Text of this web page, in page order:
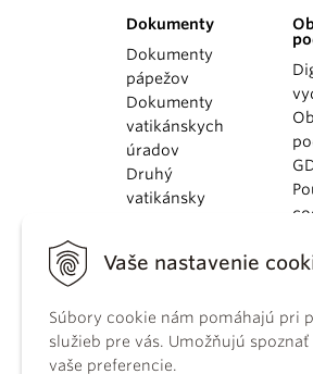
Vaše nastavenie
Súbory cookie nám pomáhajú pri
služieb pre vás. Umožňujú spoznať
vaše preferencie.
Dokumenty
Dokumenty
pápežov
Dokumenty
vatikánskych
úradov
Druhý
vatikánsky
KBS
kánonického
práva
Katechizmus